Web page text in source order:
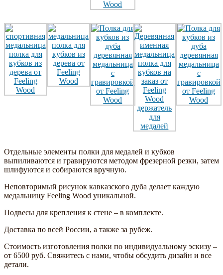
Отдельные элементы полки для медалей и кубков
выпиливаются и гравируются методом фрезерной резки, затем
шлифуются и собираются вручную.
Неповторимый рисунок кавказского дуба делает каждую
медальницу Feeling Wood уникальной.
Подвесы для крепления к стене – в комплекте.
Доставка по всей России, а также за рубеж.
Стоимость изготовления полки по индивидуальному эскизу –
от 6500 руб. Свяжитесь с нами, чтобы обсудить дизайн и все
детали.